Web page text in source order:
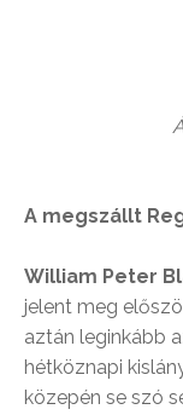
A megszállt
William Peter
jelent meg
aztán leginkább
hétköznapi
közepén se szó